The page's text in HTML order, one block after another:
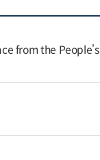
from the People’s